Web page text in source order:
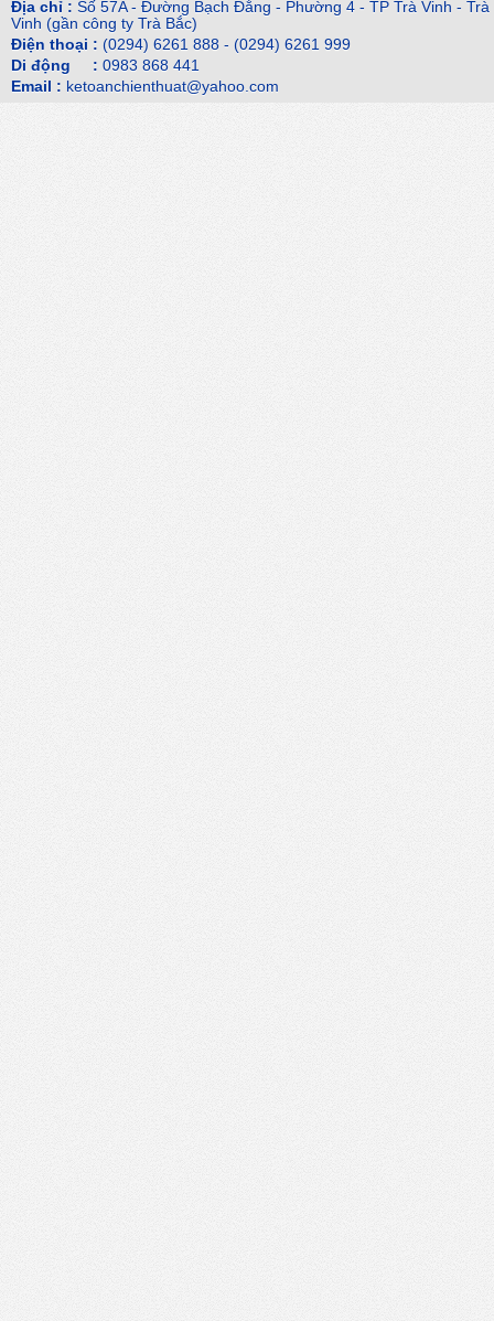
Địa chỉ : Số 57A - Đường Bạch Đằng - Phường 4 - TP Trà Vinh - Trà
Vinh (gần công ty Trà Bắc)
Điện thoại : (0294) 6261 888 - (0294) 6261 999
Di động : 0983 868 441
Email : ketoanchienthuat@yahoo.com